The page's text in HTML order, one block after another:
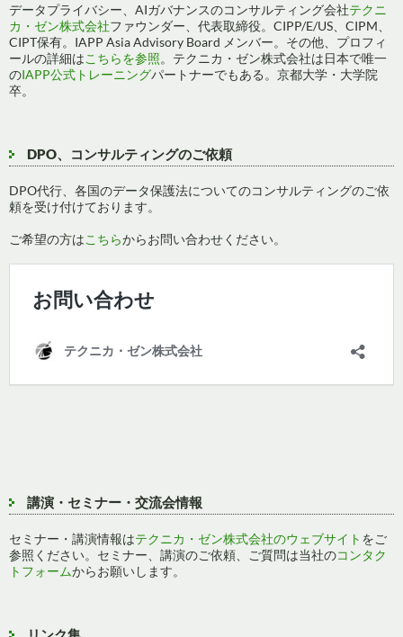
データプライバシー、AIガバナンスのコンサルティング会社テクニ
カ・ゼン株式会社ファウンダー、代表取締役。CIPP/E/US、CIPM、
CIPT保有。IAPP Asia Advisory Board メンバー。その他、プロフィ
ールの詳細はこちらを参照。テクニカ・ゼン株式会社は日本で唯一
のIAPP公式トレーニングパートナーでもある。京都大学・大学院
卒。
DPO、コンサルティングのご依頼
DPO代行、各国のデータ保護法についてのコンサルティングのご依
頼を受け付けております。
ご希望の方はこちらからお問い合わせください。
講演・セミナー・交流会情報
セミナー・講演情報はテクニカ・ゼン株式会社のウェブサイト をご
参照ください。セミナー、講演のご依頼、ご質問は当社のコンタク
トフォームからお願いします。